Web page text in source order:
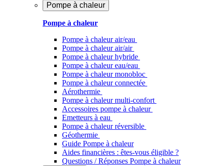
Pompe à chaleur
Pompe à chaleur
Pompe à chaleur air/eau
Pompe à chaleur air/air
Pompe à chaleur hybride
Pompe à chaleur​ eau/eau
Pompe à chaleur monobloc
Pompe à chaleur connectée
Aérothermie
Pompe à chaleur multi-confort
Accessoires pompe à chaleur
Emetteurs à eau
Pompe à chaleur réversible
Géothermie
Guide Pompe à chaleur
Aides financières : êtes-vous éligible ?
Questions / Réponses Pompe à chaleur